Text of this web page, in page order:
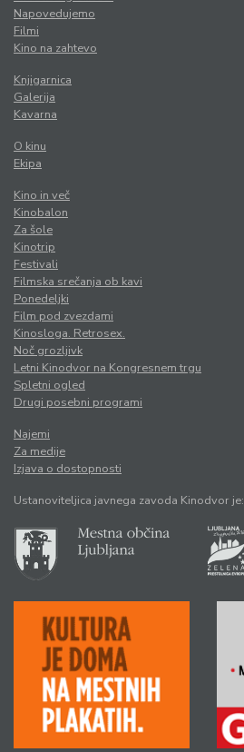
Napovedujemo
Filmi
Kino na zahtevo
Knjigarnica
Galerija
Kavarna
O kinu
Ekipa
Kino in več
Kinobalon
Za šole
Kinotrip
Festivali
Filmska srečanja ob kavi
Ponedeljki
Film pod zvezdami
Kinosloga. Retrosex.
Noč grozljivk
Letni Kinodvor na Kongresnem trgu
Spletni ogled
Drugi posebni programi
Najemi
Za medije
Izjava o dostopnosti
Ustanoviteljica javnega zavoda Kinodvor je: